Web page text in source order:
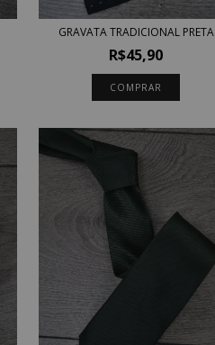
GRAVATA TRADICIONAL PRETA
R$45,90